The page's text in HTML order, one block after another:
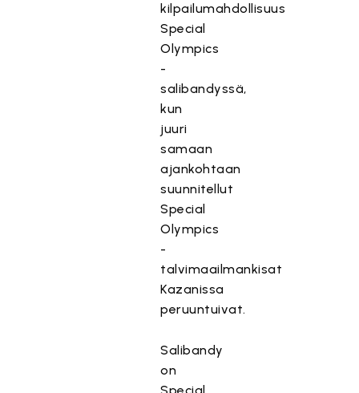
kilpailumahdollisuus
Special
Olympics
-
salibandyssä,
kun
juuri
samaan
ajankohtaan
suunnitellut
Special
Olympics
-
talvimaailmankisat
Kazanissa
peruuntuivat.
Salibandy
on